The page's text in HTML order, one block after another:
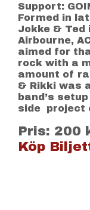
Support:
Formed in
Jokke &
Airbourne,
aimed for
rock with a
amount of
& Rikki was
band’s
side project
Pris: 200
Köp